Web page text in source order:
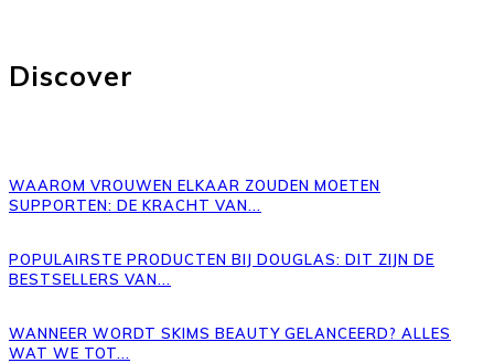
Discover
WAAROM VROUWEN ELKAAR ZOUDEN MOETEN
SUPPORTEN: DE KRACHT VAN...
POPULAIRSTE PRODUCTEN BIJ DOUGLAS: DIT ZIJN DE
BESTSELLERS VAN...
WANNEER WORDT SKIMS BEAUTY GELANCEERD? ALLES
WAT WE TOT...